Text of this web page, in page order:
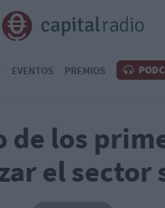
EVENTOS PREMIOS
de los
el sector